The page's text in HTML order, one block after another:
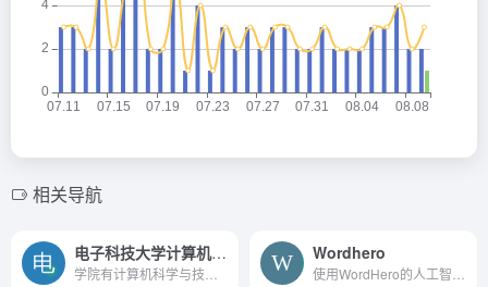
相关导航
电子科技大学计算机科学与工程学院 Wordhero